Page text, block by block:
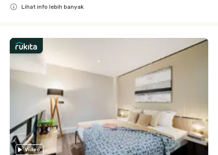
Lihat info lebih banyak
Video